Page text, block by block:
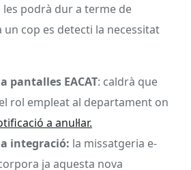
les podrà dur a terme de
cop es detecti la necessitat
pantalles EACAT: caldrà que
rol empleat al departament on
a anul·lar.
integració: la missatgeria e-
ja aquesta nova